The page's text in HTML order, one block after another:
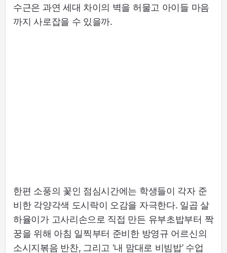
수근은 과연 세대 차이의 벽을 허물고 아이들 마음
까지 사로잡을 수 있을까.
한편 소풍의 꽃인 점심시간에는 학생들이 각자 준
비한 각양각색 도시락이 오감을 자극한다. 일곱 살
하율이가 고사리손으로 직접 만든 유부초밥부터 짝
꿍을 위해 아침 일찍부터 준비한 방영규 어르신의
소시지볶음 반찬, 그리고 ‘내 맘대로 비빔밥’ 수업